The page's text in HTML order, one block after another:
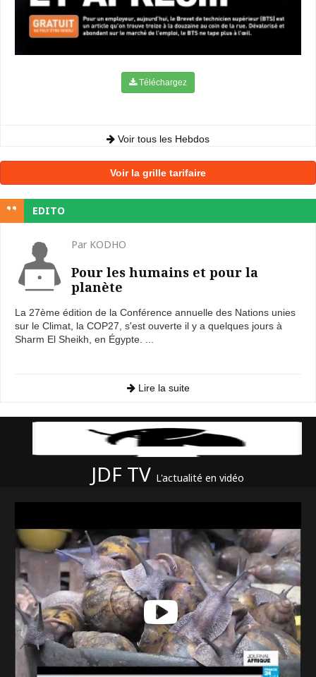
Téléchargez
Voir tous les Hebdos
Voir la grille tarifaire
EDITO
Par KODHO
Pour les humains et pour la
planète
La 27ème édition de la Conférence annuelle des Nations unies
sur le Climat, la COP27, s'est ouverte il y a quelques jours à
Sharm El Sheikh, en Égypte. ...
Lire la suite
JDF TV L'actualité en vidéo